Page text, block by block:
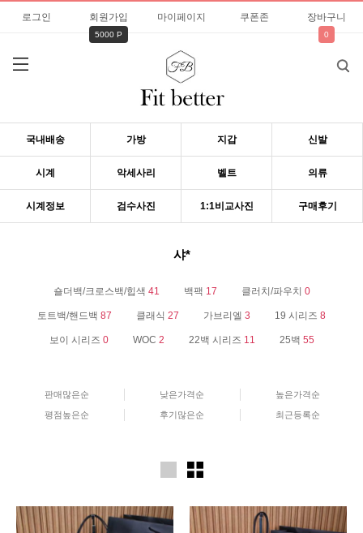
로그인 회원가입
5000 P
마이페이지 쿠폰존 장바구니
0
국내배송 가방 지갑 신발
시계 악세사리 벨트 의류
시계정보 검수사진 1:1비교사진 구매후기
샤*
숄더백/크로스백/힙색 41 백팩 17 클러치/파우치 0
토트백/핸드백 87 클래식 27 가브리엘 3 19 시리즈 8
보이 시리즈 0 WOC 2 22백 시리즈 11 25백 55
판매많은순 낮은가격순 높은가격순
평점높은순 후기많은순 최근등록순